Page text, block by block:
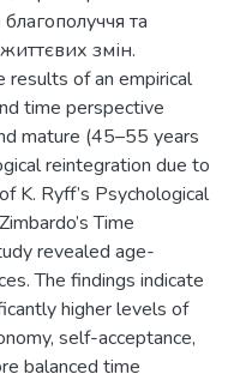
та
змін.
results of an empirical
time perspective
mature (45–55 years
reintegration due to
K. Ryff’s Psychological
Time
revealed age-
The findings indicate
higher levels of
self-acceptance,
balanced time